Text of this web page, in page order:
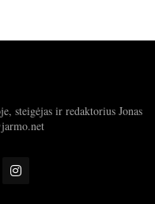
steigėjas ir redaktorius Jonas